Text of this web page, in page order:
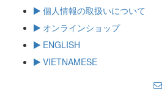
個人情報の取扱いについて
オンラインショップ
ENGLISH
VIETNAMESE